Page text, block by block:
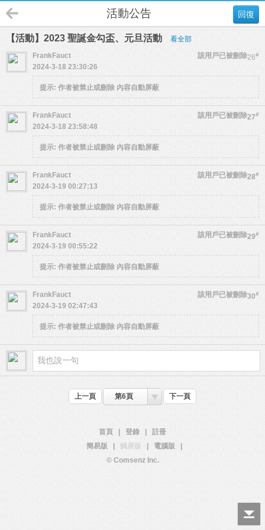
回復
活動公告
【活動】2023 聖誕金勾盃、元旦活動 看全部
26#
FrankFauct
該用戶已被刪除
2024-3-18 23:30:26
提示: 作者被禁止或刪除 內容自動屏蔽
27#
FrankFauct
該用戶已被刪除
2024-3-18 23:58:48
提示: 作者被禁止或刪除 內容自動屏蔽
28#
FrankFauct
該用戶已被刪除
2024-3-19 00:27:13
提示: 作者被禁止或刪除 內容自動屏蔽
29#
FrankFauct
該用戶已被刪除
2024-3-19 00:55:22
提示: 作者被禁止或刪除 內容自動屏蔽
30#
FrankFauct
該用戶已被刪除
2024-3-19 02:47:43
提示: 作者被禁止或刪除 內容自動屏蔽
上一頁 第6頁 下一頁
首頁 登錄
註冊
簡易版
觸屏版 電腦版
© Comsenz Inc.